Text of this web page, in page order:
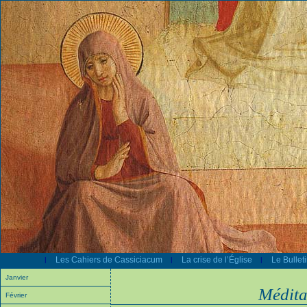
| Les Cahiers de Cassiciacum | La crise de l’Église | Le
Janvier
Février